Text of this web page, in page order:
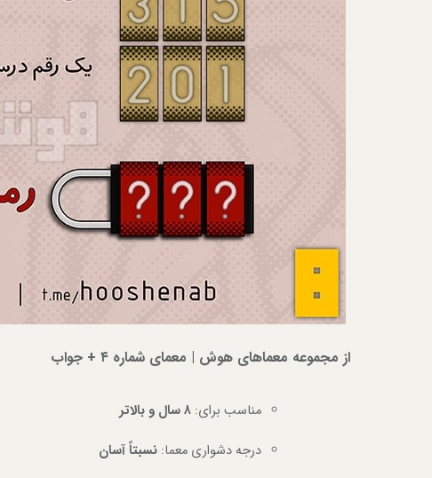
از مجموعه معماهای هوش | معمای شماره ۴ + جواب
مناسب برای: ۸ سال و بالاتر
درجه دشواری معما: نسبتاً آسان